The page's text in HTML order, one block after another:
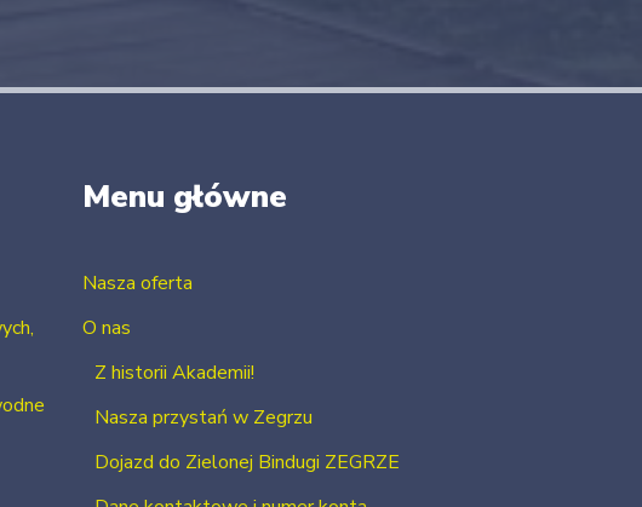
Menu główne
Nasza oferta
O nas
Z historii Akademii!
Nasza przystań w Zegrzu
Dojazd do Zielonej Bindugi ZEGRZE